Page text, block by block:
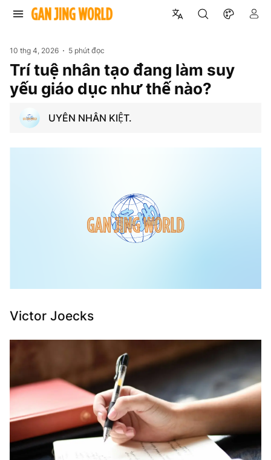
10 thg 4, 2026 5 phút đọc
Trí tuệ nhân tạo đang làm suy
yếu giáo dục như thế nào?
UYÊN NHÂN KIỆT.
Victor Joecks